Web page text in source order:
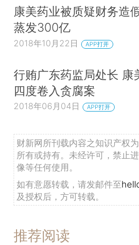
康美药业被质疑财务造
蒸发300亿
2018年10月22日 APP打开
行贿广东药监局处长 康
四度卷入贪腐案
2018年06月04日 APP打开
财新网所刊载内容之知识产权
所有或持有。未经许可，禁止
像等任何使用。
如有意愿转载，请发邮件至
及授权后，方可转载。
推荐阅读